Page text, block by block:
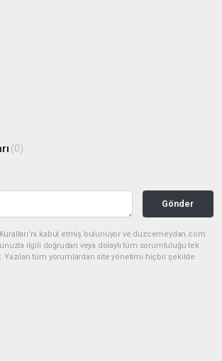
(0)
Gönder
kabul etmiş bulunuyor ve duzcemeydan.com
ilgili doğrudan veya dolaylı tüm sorumluluğu tek
Yazılan tüm yorumlardan site yönetimi hiçbir şekilde